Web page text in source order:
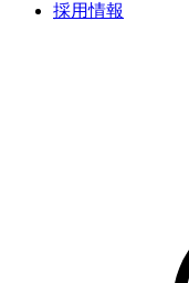
採用情報